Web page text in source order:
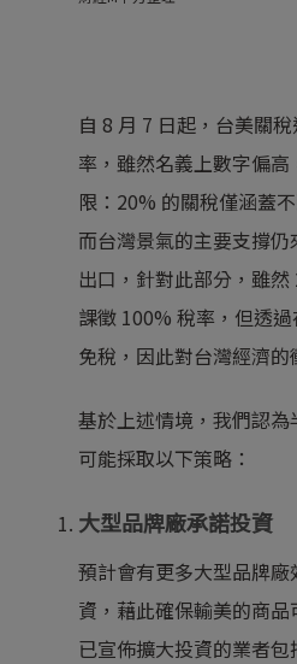
自 8 月 7 日起，台美關
率，雖然名義上數字偏
限：20% 的關稅僅涵蓋
而台灣景氣的主要支撐仍
出口，針對此部分，雖
課徵 100% 稅率，但透
免稅，因此對台灣經濟的
基於上述情境，我們認
可能採取以下策略：
大型品牌廠承諾投資
預計會有更多大型品牌廠
資，藉此確保輸美的商品
已宣佈擴大投資的業者